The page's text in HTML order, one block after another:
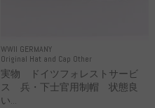
WWII GERMANY
Original Hat and Cap Other
実物 ドイツフォレストサービ
ス 兵・下士官用制帽 状態良
い...